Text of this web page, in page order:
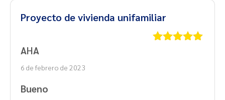
Proyecto de vivienda unifamiliar
AHA
6 de febrero de 2023
Bueno